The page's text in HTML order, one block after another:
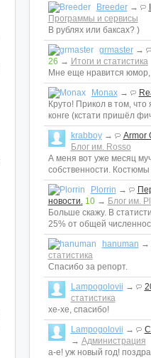
Breeder→
Программы и сервисы
В рублях или баксах? )
grmaster→
26 → Итоги и статистика
Мне еще нравится юмор,
Monax→
Круто! Прикол в том,
конге (кстати пришёл
krabboy→ Armor
Блог им. Rosso
А меня вот уже месяц
собственности. Костюмы
Plorrin →
новости. 10→ Блог им.
Больше скажу. В
25% от общей
hanuman →
статистика
Спасибо за репорт.
Lampogolovii →
статистика
хе-хе, спасибо!
Lampogolovii →
→ Администрация
а-е! уж новый год!